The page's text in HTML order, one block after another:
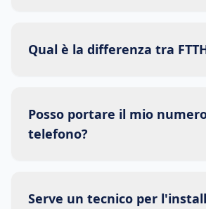
Qual è la differenza tra FTTH
Posso portare il mio
telefono?
Serve un tecnico per